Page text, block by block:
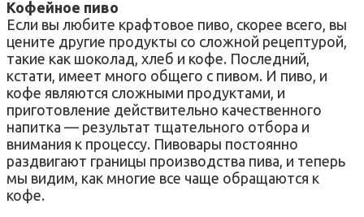
Кофейное пиво
Если вы любите крафтовое пиво, скорее всего, вы
цените другие продукты со сложной рецептурой,
такие как шоколад, хлеб и кофе. Последний,
кстати, имеет много общего с пивом. И пиво, и
кофе являются сложными продуктами, и
приготовление действительно качественного
напитка — результат тщательного отбора и
внимания к процессу. Пивовары постоянно
раздвигают границы производства пива, и теперь
мы видим, как многие все чаще обращаются к
кофе.